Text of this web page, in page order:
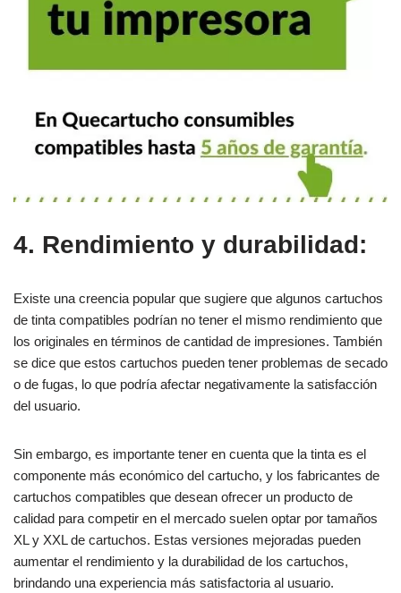
4. Rendimiento y durabilidad:
Existe una creencia popular que sugiere que algunos cartuchos
de tinta compatibles podrían no tener el mismo rendimiento que
los originales en términos de cantidad de impresiones. También
se dice que estos cartuchos pueden tener problemas de secado
o de fugas, lo que podría afectar negativamente la satisfacción
del usuario.
Sin embargo, es importante tener en cuenta que la tinta es el
componente más económico del cartucho, y los fabricantes de
cartuchos compatibles que desean ofrecer un producto de
calidad para competir en el mercado suelen optar por tamaños
XL y XXL de cartuchos. Estas versiones mejoradas pueden
aumentar el rendimiento y la durabilidad de los cartuchos,
brindando una experiencia más satisfactoria al usuario.